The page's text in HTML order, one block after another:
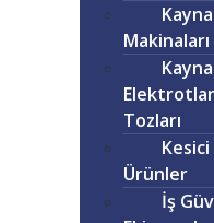
Makinaları
Tozları
Kesici
Ürünler
İş